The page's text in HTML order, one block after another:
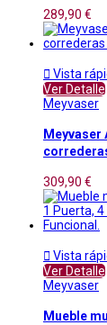
289,90 €
 Vista
Ver Detalle
Meyvaser
309,90 €
 Vista
Ver Detalle
Meyvaser
Mueble